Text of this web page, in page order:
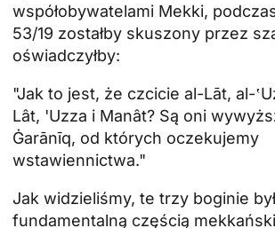
współobywatelami Mekki,
53/19 zostałby skuszony przez
oświadczyłby:
"Jak to jest, że czcicie al-Lāt, al-
Lât, 'Uzza i Manât? Są oni
Ġarānīq, od których oczekujemy
wstawiennictwa."
Jak widzieliśmy, te trzy boginie
fundamentalną częścią